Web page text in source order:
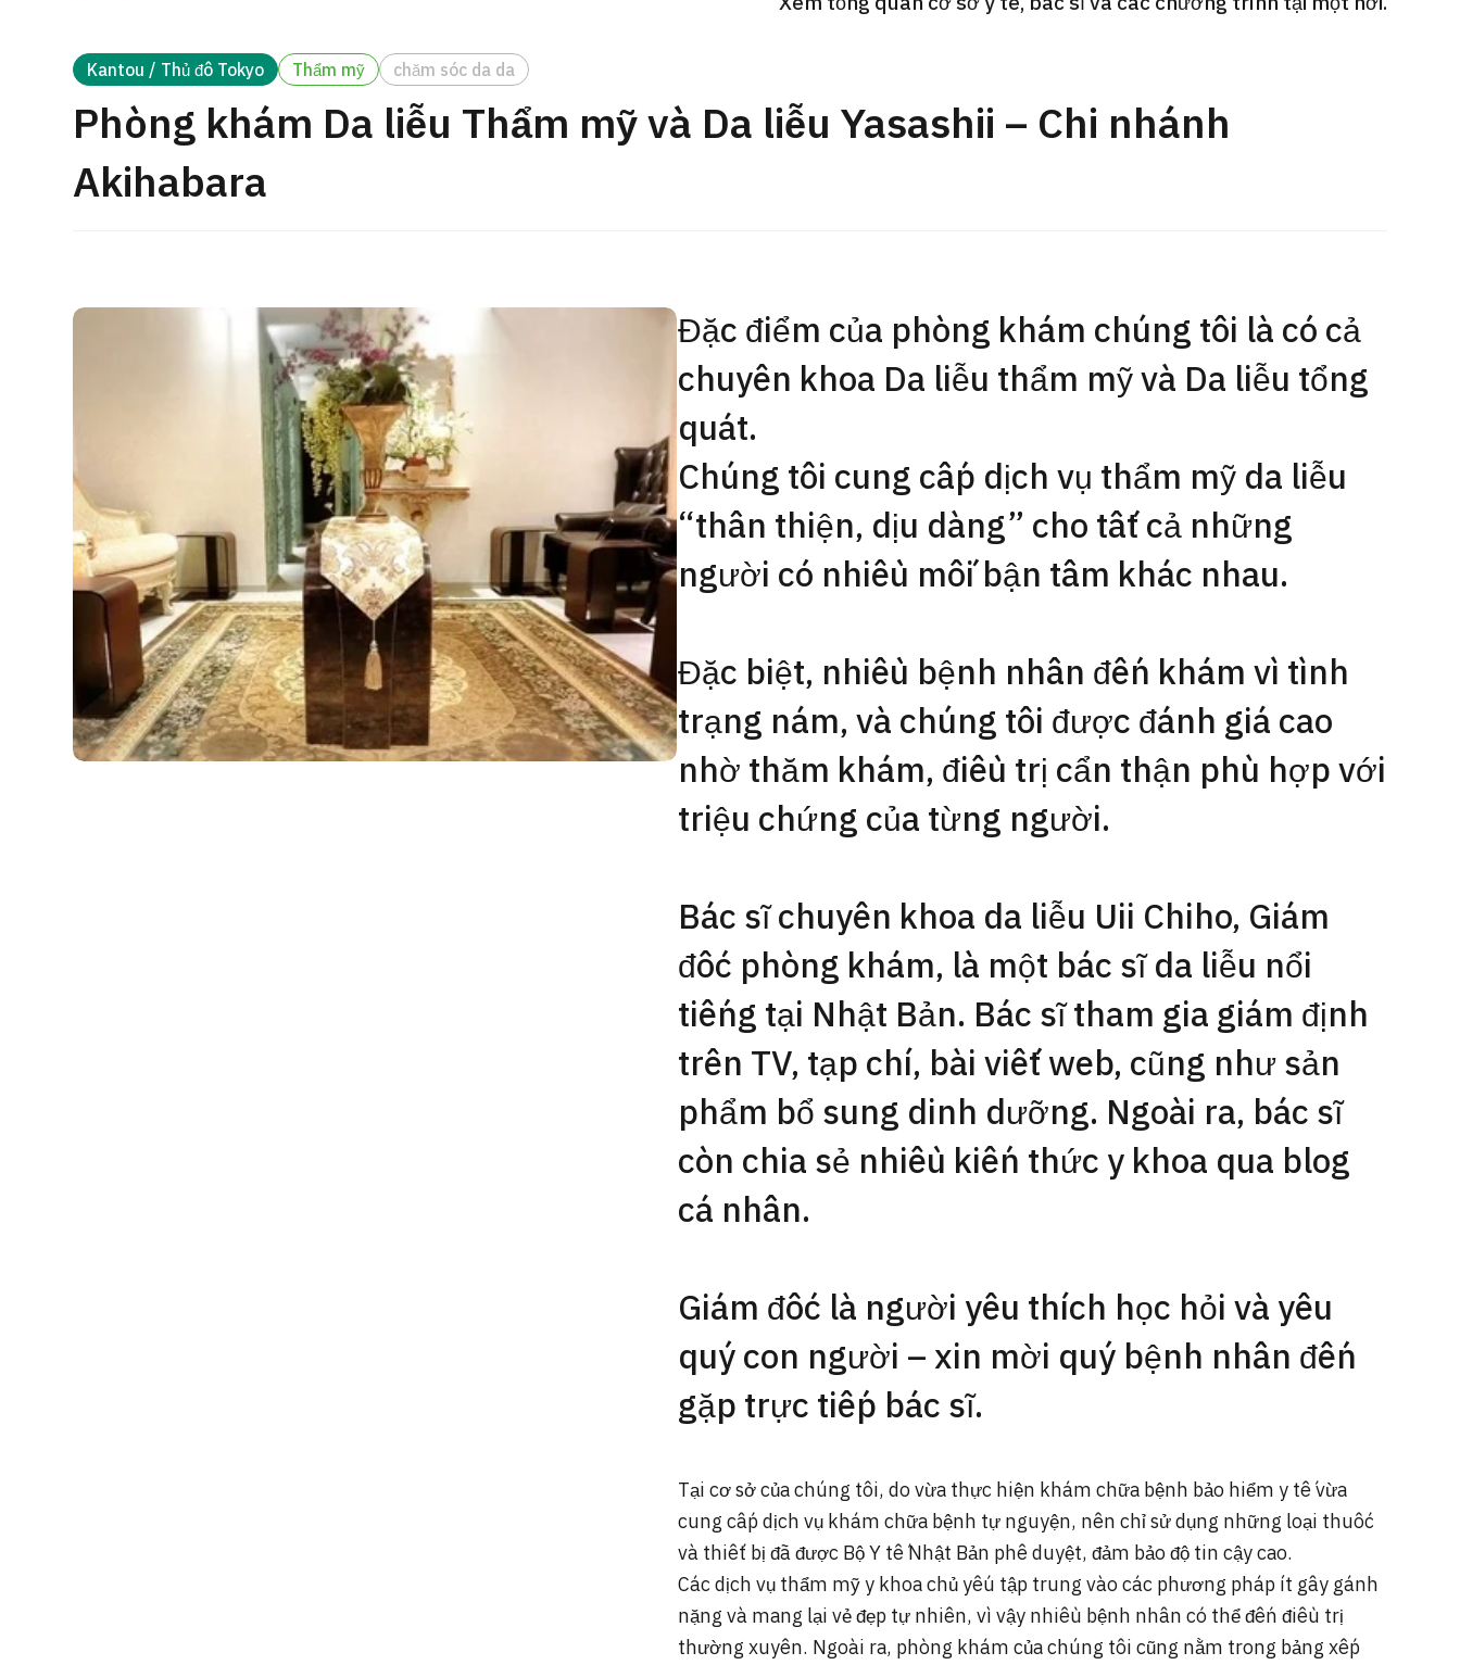
Tiếng Nhật Tiếng Anh Tiếng Trung Quốc Tiếng Việt
＞ – Dành cho nam giới【Trung
tâm kiểm tra sức khỏe tổng quát
Gói dịch vụ ý kiến y tế thứ hai cho
治療 治療
Kantou / Thủ đô Tokyo Thẩm mỹ chăm sóc da da
Phòng khám Da liễu Thẩm mỹ và Da liễu Yasashii – Chi nhánh
Akihabara
Đặc điểm của phòng khám chúng tôi là có cả
chuyên khoa Da liễu thẩm mỹ và Da liễu tổng
quát.
Chúng tôi cung cấp dịch vụ thẩm mỹ da liễu
“thân thiện, dịu dàng” cho tất cả những
người có nhiều mối bận tâm khác nhau.
Đặc biệt, nhiều bệnh nhân đến khám vì tình
trạng nám, và chúng tôi được đánh giá cao
nhờ thăm khám, điều trị cẩn thận phù hợp với
triệu chứng của từng người.
Bác sĩ chuyên khoa da liễu Uii Chiho, Giám
đốc phòng khám, là một bác sĩ da liễu nổi
tiếng tại Nhật Bản. Bác sĩ tham gia giám định
trên TV, tạp chí, bài viết web, cũng như sản
phẩm bổ sung dinh dưỡng. Ngoài ra, bác sĩ
còn chia sẻ nhiều kiến thức y khoa qua blog
cá nhân.
Giám đốc là người yêu thích học hỏi và yêu
quý con người – xin mời quý bệnh nhân đến
gặp trực tiếp bác sĩ.
Tại cơ sở của chúng tôi, do vừa thực hiện khám chữa bệnh bảo hiểm y tế vừa
cung cấp dịch vụ khám chữa bệnh tự nguyện, nên chỉ sử dụng những loại thuốc
và thiết bị đã được Bộ Y tế Nhật Bản phê duyệt, đảm bảo độ tin cậy cao.
Các dịch vụ thẩm mỹ y khoa chủ yếu tập trung vào các phương pháp ít gây gánh
nặng và mang lại vẻ đẹp tự nhiên, vì vậy nhiều bệnh nhân có thể đến điều trị
thường xuyên. Ngoài ra, phòng khám của chúng tôi cũng nằm trong bảng xếp